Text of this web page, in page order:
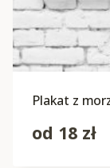
Plakat z
od 18 zł